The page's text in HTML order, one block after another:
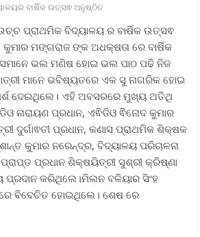
ବାର୍ଷିକ ଉତ୍ସଵ ଅନୁଷ୍ଠିତ
ପ୍ରାଥମିକ ବିଦ୍ୟାଳୟ ର ବାର୍ଷିକ ଉତ୍ସଵ
ମଙ୍ଗରାଜ ଙ୍କ ଅଧକ୍ଷତା ରେ ବାର୍ଷିକ
ଭଲ ମଣିଷ ହୋଇ ଭଲ ପାଠ ପଢି ନିଜ
ମାନେ ଭବିଷ୍ୟତରେ ଏକ ସୁ ନାଗରିକ ହୋଇ
ଦେଇଥିଲେ। ଏହି ଅବସରରେ ମୁଖ୍ୟ ଅତିଥି
ନାରାୟଣ ପ୍ରଧାନ, ଏଵିଡିଓ ଵିନୋଦ କୁମାର
ଦୁର୍ଗାଵତୀ ପ୍ରଧାନ, କଣାସ ପ୍ରାଥମିକ ଶିକ୍ଷକ
କୁମାର ନରେନ୍ଦ୍ର, ବିଦ୍ୟାଳୟ ପରିଚାଳନା
ପ୍ରଧାନ ଶିକ୍ଷୟିତ୍ରୀ ସୁଶ୍ରୀ କ୍ରିଷ୍ଣା
କରିଥିଲେ।ମିଲନ ବଳିୟାର ସିଂହ
ବିବେଚିତ ହୋଇଥିଲେ। ଶେଷ ରେ